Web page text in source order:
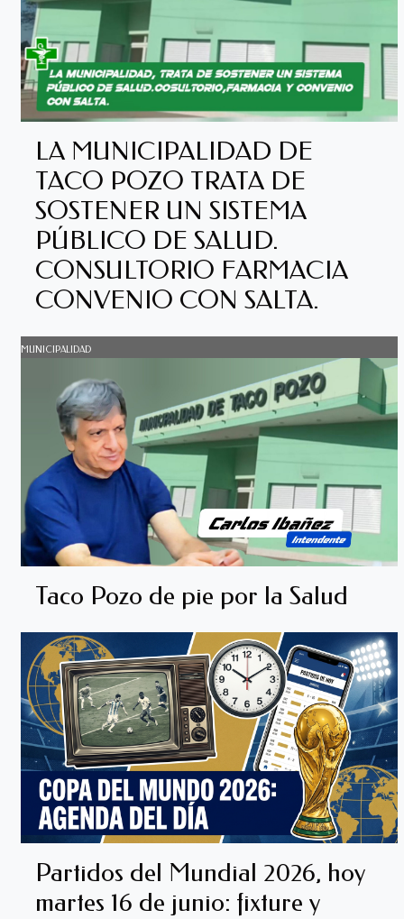
LA MUNICIPALIDAD DE
TACO POZO TRATA DE
SOSTENER UN SISTEMA
PÚBLICO DE SALUD.
CONSULTORIO FARMACIA
CONVENIO CON SALTA.
MUNICIPALIDAD
Taco Pozo de pie por la Salud
Partidos del Mundial 2026, hoy
martes 16 de junio: fixture y